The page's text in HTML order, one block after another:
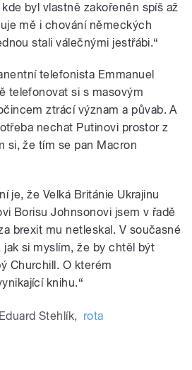
byl vlastně zakořeněn spíš až
mě i chování německých
stali válečnými jestřábi.“
telefonista Emmanuel
telefonovat si s masovým
ztrácí význam a půvab. A
nechat Putinovi prostor z
si, že tím se pan Macron
je, že Velká Británie Ukrajinu
Borisu Johnsonovi jsem v řadě
brexit mu netleskal. V současné
si myslím, že by chtěl být
Churchill. O kterém
knihu.“
Eduard Stehlík, rota